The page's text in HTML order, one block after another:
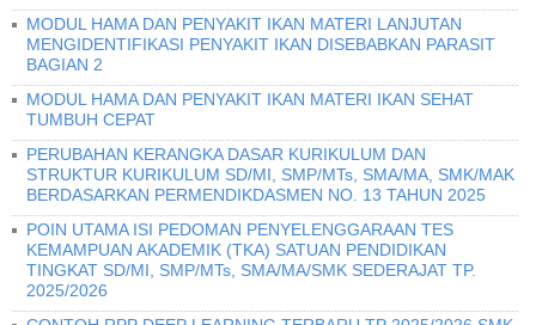
MODUL HAMA DAN PENYAKIT IKAN MATERI LANJUTAN
MENGIDENTIFIKASI PENYAKIT IKAN DISEBABKAN PARASIT
BAGIAN 2
MODUL HAMA DAN PENYAKIT IKAN MATERI IKAN SEHAT
TUMBUH CEPAT
PERUBAHAN KERANGKA DASAR KURIKULUM DAN
STRUKTUR KURIKULUM SD/MI, SMP/MTs, SMA/MA, SMK/MAK
BERDASARKAN PERMENDIKDASMEN NO. 13 TAHUN 2025
POIN UTAMA ISI PEDOMAN PENYELENGGARAAN TES
KEMAMPUAN AKADEMIK (TKA) SATUAN PENDIDIKAN
TINGKAT SD/MI, SMP/MTs, SMA/MA/SMK SEDERAJAT TP.
2025/2026